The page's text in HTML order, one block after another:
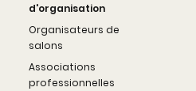
d'organisation
Organisateurs de
salons
Associations
professionnelles